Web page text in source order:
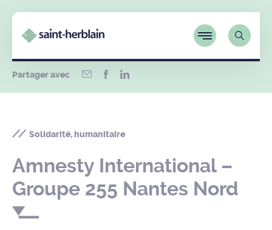
Partager avec
Solidarité, humanitaire
Amnesty International –
Groupe 255 Nantes Nord